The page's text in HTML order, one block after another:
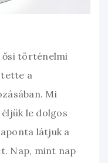
ősi történelmi
a
Mi
le dolgos
látjuk a
Nap, mint nap